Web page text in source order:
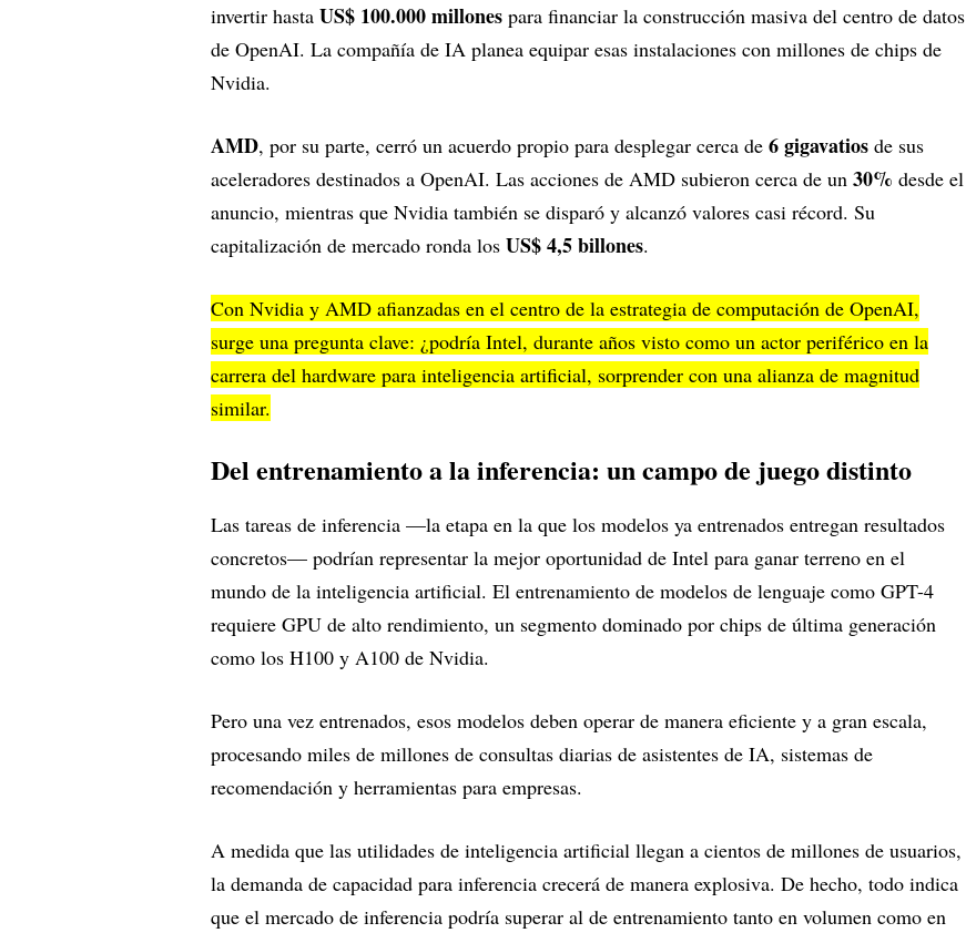
invertir hasta US$ 100.000 millones para financiar la construcción masiva del centro de datos
de OpenAI. La compañía de IA planea equipar esas instalaciones con millones de chips de
Nvidia.
AMD, por su parte, cerró un acuerdo propio para desplegar cerca de 6 gigavatios de sus
aceleradores destinados a OpenAI. Las acciones de AMD subieron cerca de un 30% desde el
anuncio, mientras que Nvidia también se disparó y alcanzó valores casi récord. Su
capitalización de mercado ronda los US$ 4,5 billones.
Con Nvidia y AMD afianzadas en el centro de la estrategia de computación de OpenAI,
surge una pregunta clave: ¿podría Intel, durante años visto como un actor periférico en la
carrera del hardware para inteligencia artificial, sorprender con una alianza de magnitud
similar.
Del entrenamiento a la inferencia: un campo de juego distinto
Las tareas de inferencia —la etapa en la que los modelos ya entrenados entregan resultados
concretos— podrían representar la mejor oportunidad de Intel para ganar terreno en el
mundo de la inteligencia artificial. El entrenamiento de modelos de lenguaje como GPT-4
requiere GPU de alto rendimiento, un segmento dominado por chips de última generación
como los H100 y A100 de Nvidia.
Pero una vez entrenados, esos modelos deben operar de manera eficiente y a gran escala,
procesando miles de millones de consultas diarias de asistentes de IA, sistemas de
recomendación y herramientas para empresas.
A medida que las utilidades de inteligencia artificial llegan a cientos de millones de usuarios,
la demanda de capacidad para inferencia crecerá de manera explosiva. De hecho, todo indica
que el mercado de inferencia podría superar al de entrenamiento tanto en volumen como en